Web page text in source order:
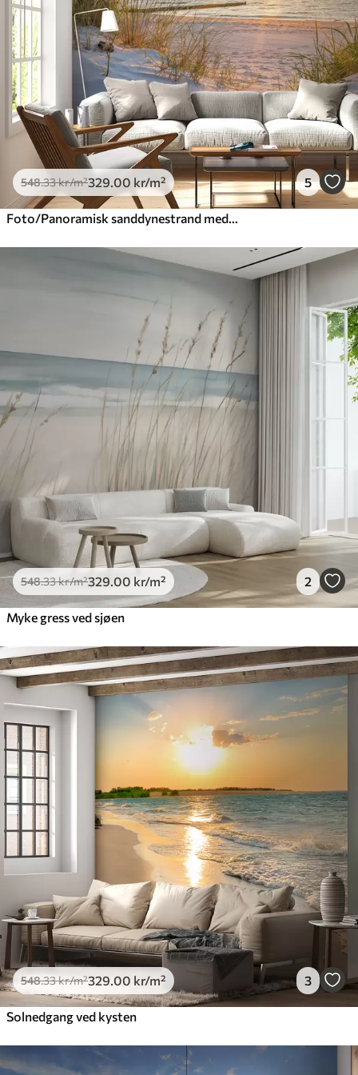
Premium vinyl
650 390.00kr/m²
Peel and Stick
925.00555.00kr/m²
548.33kr/m²329 .00 kr/m² 5
548.33kr/m²329 .00 kr/m² 2
Myke gress ved sjøen
548.33kr/m²329 .00 kr/m² 3
Solnedgang ved kysten